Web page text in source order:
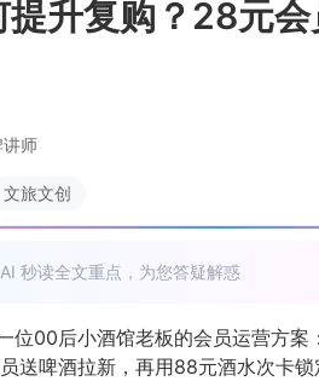
提升复购？28元
师
文旅文创
AI 秒读全文重点，为您答疑解惑
位00后小酒馆老板的会员运营方案
送啤酒拉新，再用88元酒水次卡